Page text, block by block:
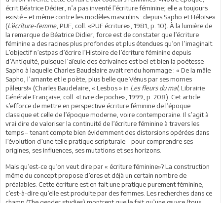
écrit Béatrice Dédier, n’a pas inventé l’écriture féminine; elle a toujours
existé – et même contre les modèles masculins : depuis Sapho et Héloïse»
(L’écriture-femme, PUF, coll. «PUF écriture», 1981, p. 10). À la lumière de
la remarque de Béatrice Didier, force est de constater que l’écriture
féminine a des racines plus profondes et plus étendues qu’on l’imaginait.
L’objectif n’estpas d’écrire l’Histoire de l’écriture féminine depuis
d’Antiquité, puisque l’aïeule des écrivaines est bel et bien la poétesse
Sapho à laquelle Charles Baudelaire avait rendu hommage : « De la mâle
Sapho, l’amante et le poète, plus belle que Vénus par ses mornes
pâleurs!» (Charles Baudelaire, « Lesbos » in Les fleurs du mal, Librairie
Générale Française, coll. «Livre de poche», 1999, p. 208). Cet article
s’efforce de mettre en perspective écriture féminine de l’époque
classique et celle de l’époque moderne, voire contemporaine. Il s’agit à
vrai dire de valoriser la continuité de l’écriture féminine à travers les
temps – tenant compte bien évidemment des distorsions opérées dans
l’évolution d’une telle pratique scripturale – pour comprendre ses
origines, ses influences, ses mutations et ses horizons.
Mais qu’est-ce qu’on veut dire par « écriture féminine»? La construction
même du concept propose d’ores et déjà un certain nombre de
préalables. Cette écriture est en fait une pratique purement féminine,
c’est-à-dire qu’elle est produite par des femmes. Les recherches dans ce